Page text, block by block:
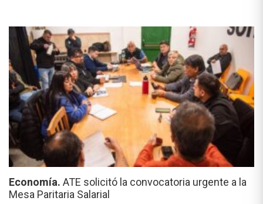
Economía. ATE solicitó la convocatoria urgente a la
Mesa Paritaria Salarial